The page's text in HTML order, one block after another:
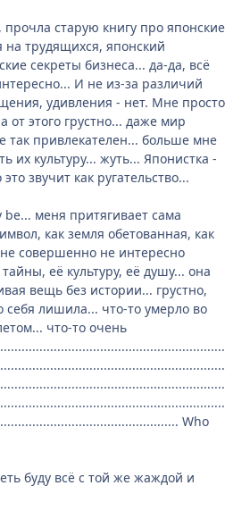
старую книгу про японские
на трудящихся, японский
секреты бизнеса... да-да, всё
И не из-за различий
удивления - нет. Мне просто
от этого грустно... даже мир
так привлекателен... больше мне
их культуру... жуть... Японистка -
звучит как ругательство...
меня притягивает сама
как земля обетованная, как
совершенно не интересно
её культуру, её душу... она
вещь без истории... грустно,
себя лишила... что-то умерло во
что-то очень
Who
буду всё с той же жаждой и